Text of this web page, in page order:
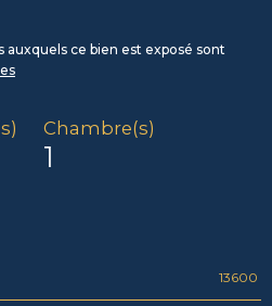
auxquels ce bien est exposé sont
Chambre(s)
1
13600